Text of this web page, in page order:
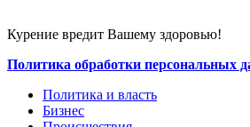
Курение вредит Вашему здоровью!
Политика обработки персональных
Политика и власть
Бизнес